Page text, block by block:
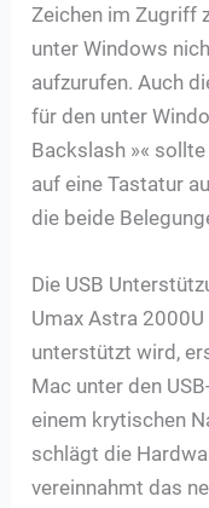
Zeichen im Zugriff
unter Windows
aufzurufen. Auch
für den unter
Backslash »«
auf eine Tastatur
die beide
Die USB
Umax Astra
unterstützt wird,
Mac unter den
einem krytischen
schlägt die
vereinnahmt das